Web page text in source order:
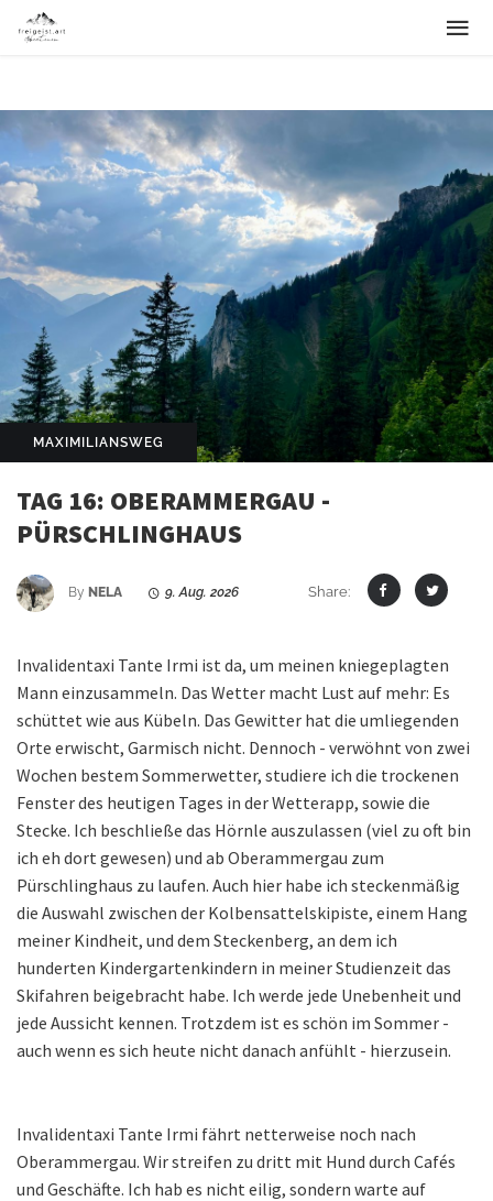
MAXIMILIANSWEG
TAG 16: OBERAMMERGAU -
PÜRSCHLINGHAUS
By NELA 9. Aug. 2026 Share:
Invalidentaxi Tante Irmi ist da, um meinen kniegeplagten
Mann einzusammeln. Das Wetter macht Lust auf mehr: Es
schüttet wie aus Kübeln. Das Gewitter hat die umliegenden
Orte erwischt, Garmisch nicht. Dennoch - verwöhnt von zwei
Wochen bestem Sommerwetter, studiere ich die trockenen
Fenster des heutigen Tages in der Wetterapp, sowie die
Stecke. Ich beschließe das Hörnle auszulassen (viel zu oft bin
ich eh dort gewesen) und ab Oberammergau zum
Pürschlinghaus zu laufen. Auch hier habe ich steckenmäßig
die Auswahl zwischen der Kolbensattelskipiste, einem Hang
meiner Kindheit, und dem Steckenberg, an dem ich
hunderten Kindergartenkindern in meiner Studienzeit das
Skifahren beigebracht habe. Ich werde jede Unebenheit und
jede Aussicht kennen. Trotzdem ist es schön im Sommer -
auch wenn es sich heute nicht danach anfühlt - hierzusein.
Invalidentaxi Tante Irmi fährt netterweise noch nach
Oberammergau. Wir streifen zu dritt mit Hund durch Cafés
und Geschäfte. Ich hab es nicht eilig, sondern warte auf